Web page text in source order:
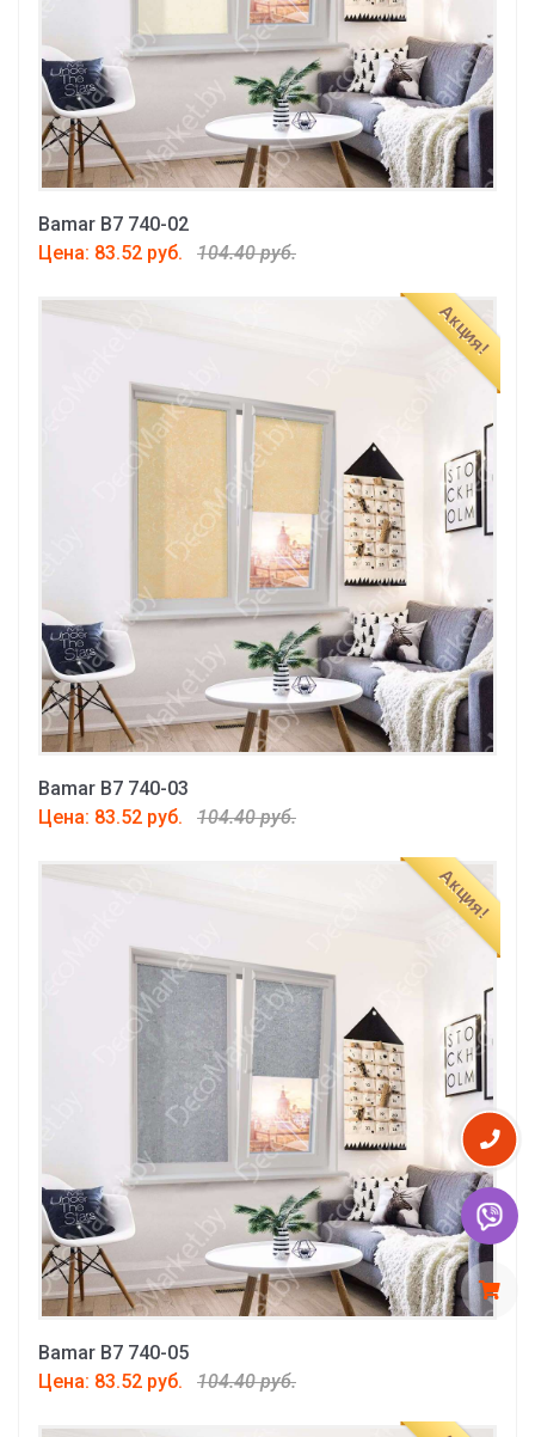
Bamar B7 740-02
Цена: 83.52 руб.
104.40 руб.
Акция!
Bamar B7 740-03
Цена: 83.52 руб.
104.40 руб.
Акция!
Bamar B7 740-05
Цена: 83.52 руб.
104.40 руб.